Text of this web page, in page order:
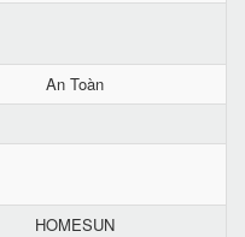
An Toàn
HOMESUN